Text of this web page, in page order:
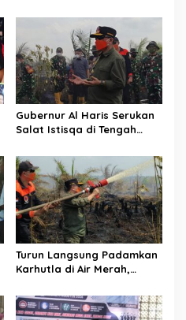
Gubernur Al Haris Serukan
Salat Istisqa di Tengah
Allah Turunkan Hujan di
Bumi Jambi”
Turun Langsung Padamkan
Karhutla di Air Merah,
Sudah 3 Hari, Gambut Sulit
Dipadamkan